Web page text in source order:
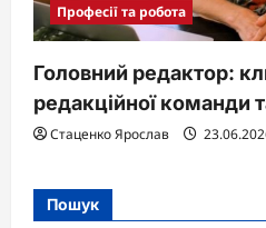
Професії та робота
Головний редактор:
редакційної команди
Стаценко Ярослав
Пошук